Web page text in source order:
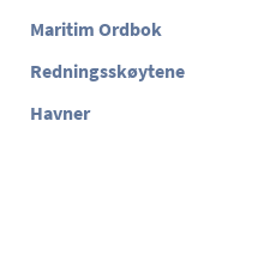
Maritim Ordbok
Redningsskøytene
Havner